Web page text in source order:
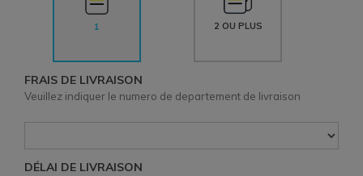
1 2 OU PLUS
FRAIS DE LIVRAISON
Veuillez indiquer le numero de departement de livraison
DÉLAI DE LIVRAISON